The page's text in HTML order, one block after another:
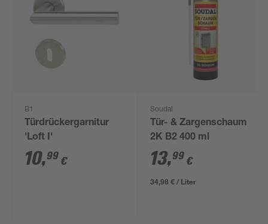
B1
Türdrückergarnitur
'Loft I'
10,99 €
Soudal
Tür- & Zargenschaum
2K B2 400 ml
13,99 €
34,98 € / Liter